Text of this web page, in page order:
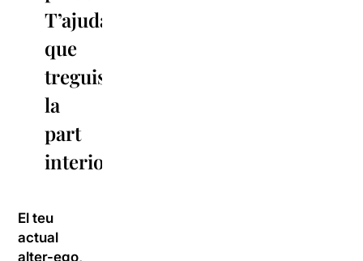
T’ajuda
que
treguis
la
part
interior”
El teu
actual
alter-ego,